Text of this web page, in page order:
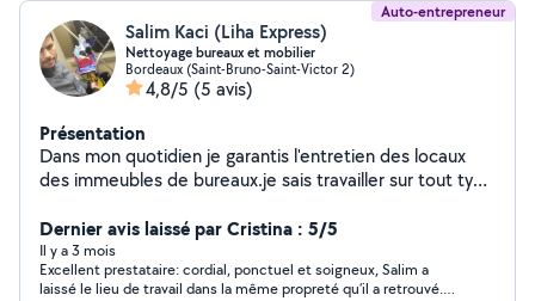
Auto-entrepreneur
Salim Kaci (Liha Express)
Nettoyage bureaux et mobilier
Bordeaux (Saint-Bruno-Saint-Victor 2)
4,8/5 (5 avis)
Présentation
Dans mon quotidien je garantis l'entretien des locaux
des immeubles de bureaux.je sais travailler sur tout type
différentes methodes de nettoyage en fonction de
l'espace concerné. Vous garantir de l'efficacité La
Rapidité et Fiabilité
Dernier avis laissé par Cristina : 5/5
Il y a 3 mois
Excellent prestataire: cordial, ponctuel et soigneux, Salim a
laissé le lieu de travail dans la même propreté qu’il a retrouvé.